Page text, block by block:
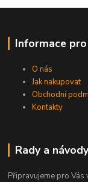
Informace
O nás
Jak nakupovat
Obchodní
Kontakty
Rady a návody
Připravujeme pro